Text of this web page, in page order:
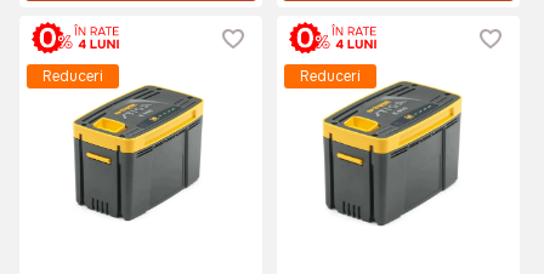
Reduceri Reduceri